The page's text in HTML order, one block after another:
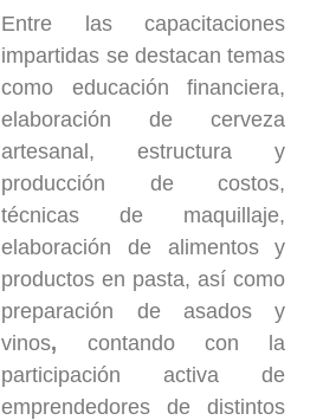
Entre las capacitaciones
impartidas se destacan temas
como educación financiera,
elaboración de cerveza
artesanal, estructura y
producción de costos,
técnicas de maquillaje,
elaboración de alimentos y
productos en pasta, así como
preparación de asados y
vinos, contando con la
participación activa de
emprendedores de distintos